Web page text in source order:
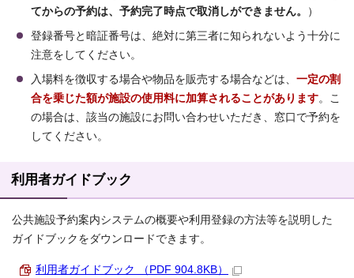
てからの予約は、予約完了時点で取消しができません。
）
登録番号と暗証番号は、絶対に第三者に知られないよう十分に
注意をしてください。
入場料を徴収する場合や物品を販売する場合などは、 一定の割
合を乗じた額が施設の使用料に加算されることがあります。こ
の場合は、該当の施設にお問い合わせいただき、窓口で予約を
してください。
利用者ガイドブック
公共施設予約案内システムの概要や利用登録の方法等を説明した
ガイドブックをダウンロードできます。
利用者ガイドブック （PDF 904.8KB）